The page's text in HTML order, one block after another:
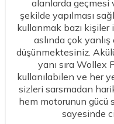
alanlarda geçmesi
şekilde yapılması
kullanmak bazı kişiler
aslında çok
düşünmektesiniz.
yanı sıra
kullanılabilen ve her
sizleri sarsmadan
hem motorunun gücü
sayesinde